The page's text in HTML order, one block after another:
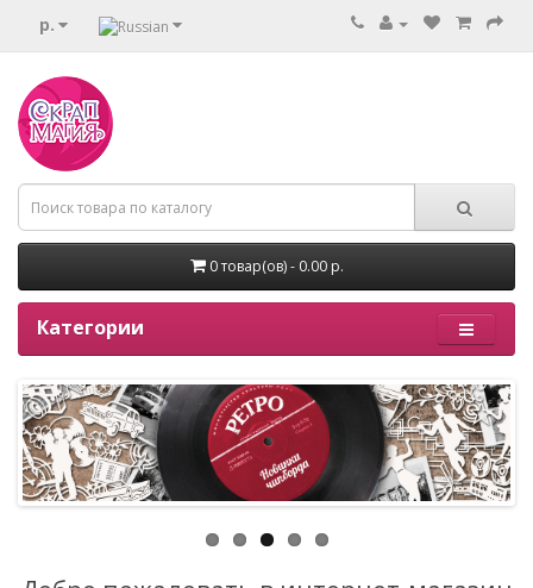
р.
0 товар(ов) - 0.00 р.
Категории